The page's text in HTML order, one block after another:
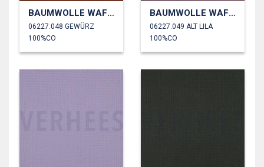
BAUMWOLLE WAFFEL
06227.048 GEWÜRZ
100%CO
BAUMWOLLE WAFFEL
06227.049 ALT LILA
100%CO